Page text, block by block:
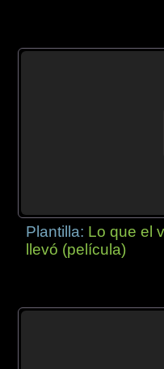
Plantilla: Lo que el
llevó (película)